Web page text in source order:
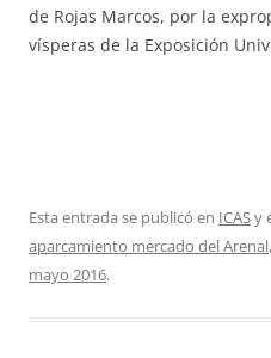
de Rojas Marcos, por la
vísperas de la Exposición
Esta entrada se publicó en ICASy
aparcamiento mercado del Arenal,
mayo 2016.